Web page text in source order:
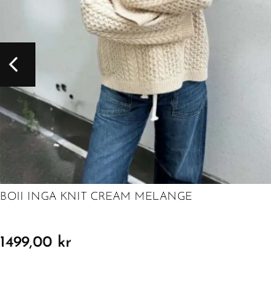
BOII INGA KNIT CREAM MELANGE
1499,00 kr